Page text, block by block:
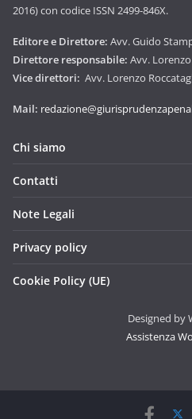
2016) con codice ISSN 2499-846X.
Editore e Direttore: Avv. Guido
Direttore responsabile: Avv.
Vice direttori: Avv. Lorenzo
Mail:
Chi siamo
Contatti
Note Legali
Privacy policy
Cookie Policy (UE)
Designed by
Assistenza